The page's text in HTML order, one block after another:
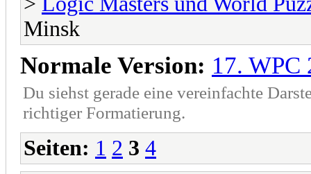
Minsk
Normale Version: 17.
Du siehst gerade eine vereinfachte
richtiger Formatierung.
Seiten: 1 2 3 4